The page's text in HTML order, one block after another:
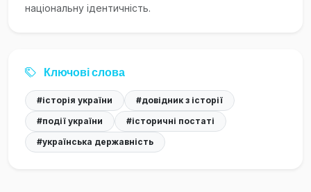
національну ідентичність.
Ключові слова
#історія україни
#довідник з історії
#події україни
#історичні постаті
#українська державність